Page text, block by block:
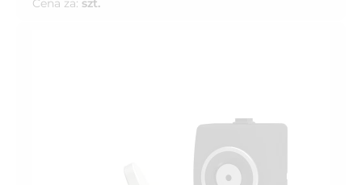
Cena za: szt.